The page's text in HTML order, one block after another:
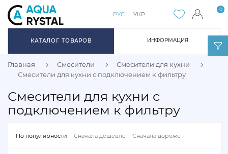
ИНФОРМАЦИЯ
0
РУС УКР
КАТАЛОГ ТОВАРОВ
Главная Смесители
Смесители для кухни
Смесители для кухни с подключением к фильтру
Смесители для кухни с
подключением к фильтру
По популярности Сначала дешевле Сначала дороже